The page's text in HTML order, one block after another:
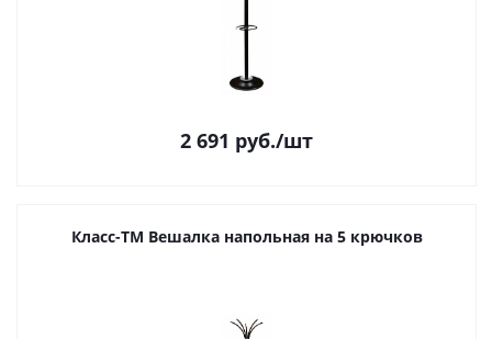
2 691 руб./шт
Класс-ТМ Вешалка напольная на 5 крючков